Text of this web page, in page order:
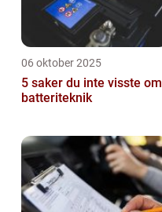
06 oktober 2025
5 saker du inte visste om
batteriteknik